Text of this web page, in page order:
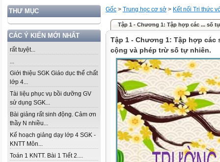
THƯ MỤC
CÁC Ý KIẾN MỚI NHẤT
rất tuyệt...
...
Giới thiệu SGK Giáo dục thể chất
lớp 4...
Tài liệu phục vụ bồi dưỡng GV
sử dụng SGK...
Bài giảng rất sinh động. Cảm ơn
thầy N nhiều...
Kế hoạch giảng dạy lớp 4 SGK -
KNTT Môn...
Toán 1 KNTT. Bài 1 Tiết 2....
Gốc > Trung học cơ sở > Kết nối Tri thức
Tập 1 - Chương 1: Tập hợp các ... số
Tập 1 - Chương 1: Tập hợp các
cộng và phép trừ số tự nhiên.